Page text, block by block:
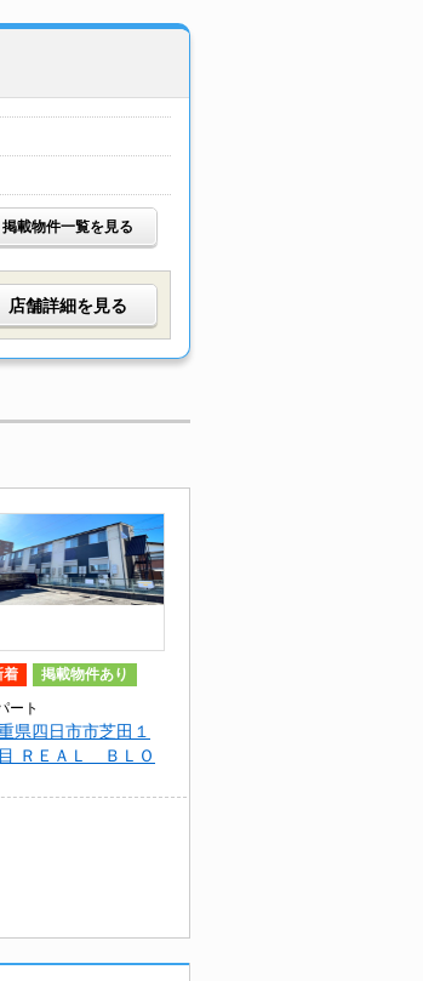
掲載物件一覧を見る
店舗詳細を見る
着 掲載物件あり
ート
県四日市市芝田１
ＲＥＡＬ ＢＬＯ